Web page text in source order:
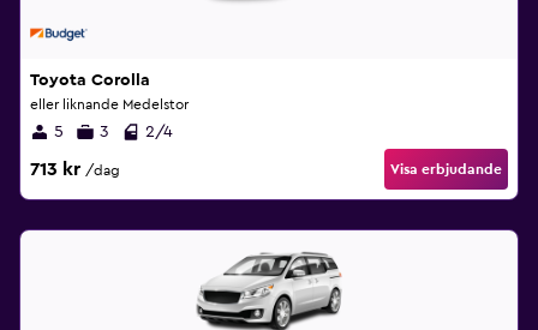
Toyota Corolla
eller liknande Medelstor
5 3 2/4
713 kr /dag Visa erbjudande